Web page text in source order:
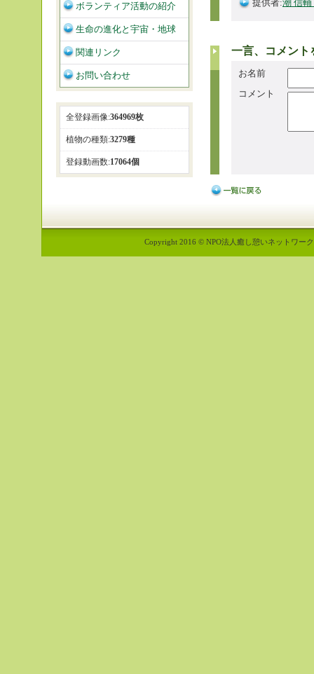
提供者:潮 信
一言、コメント
お名前
コメント
ボランティア活動の紹介
生命の進化と宇宙・地球
関連リンク
お問い合わせ
全登録画像:364969枚
植物の種類:3279種
登録動画数:17064個
Copyright 2016 © NPO法人癒し憩いネットワー